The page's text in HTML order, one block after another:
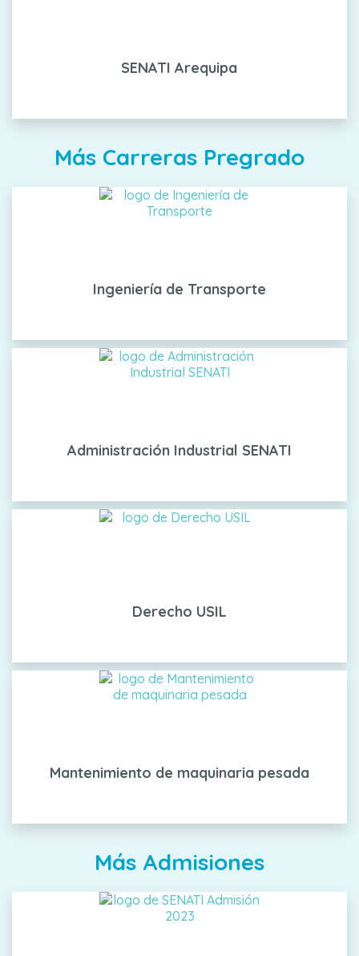
SENATI Arequipa
Más Carreras Pregrado
Ingeniería de Transporte
Administración Industrial SENATI
Derecho USIL
Mantenimiento de maquinaria pesada
Más Admisiones